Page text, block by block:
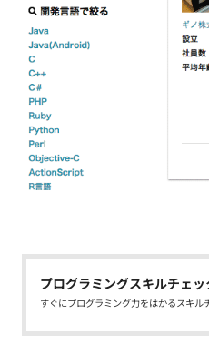
プログラミングスキルチェッ
すぐにプログラミング力をはかるスキ